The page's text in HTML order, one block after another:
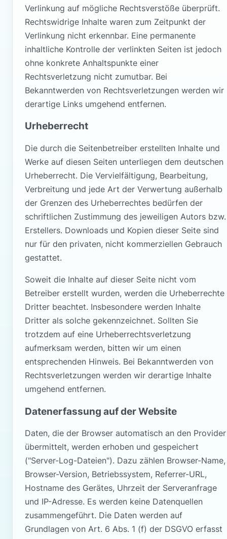
Verlinkung auf mögliche Rechtsverstöße überprüft.
Rechtswidrige Inhalte waren zum Zeitpunkt der
Verlinkung nicht erkennbar. Eine permanente
inhaltliche Kontrolle der verlinkten Seiten ist jedoch
ohne konkrete Anhaltspunkte einer
Rechtsverletzung nicht zumutbar. Bei
Bekanntwerden von Rechtsverletzungen werden wir
derartige Links umgehend entfernen.
Urheberrecht
Die durch die Seitenbetreiber erstellten Inhalte und
Werke auf diesen Seiten unterliegen dem deutschen
Urheberrecht. Die Vervielfältigung, Bearbeitung,
Verbreitung und jede Art der Verwertung außerhalb
der Grenzen des Urheberrechtes bedürfen der
schriftlichen Zustimmung des jeweiligen Autors bzw.
Erstellers. Downloads und Kopien dieser Seite sind
nur für den privaten, nicht kommerziellen Gebrauch
gestattet.
Soweit die Inhalte auf dieser Seite nicht vom
Betreiber erstellt wurden, werden die Urheberrechte
Dritter beachtet. Insbesondere werden Inhalte
Dritter als solche gekennzeichnet. Sollten Sie
trotzdem auf eine Urheberrechtsverletzung
aufmerksam werden, bitten wir um einen
entsprechenden Hinweis. Bei Bekanntwerden von
Rechtsverletzungen werden wir derartige Inhalte
umgehend entfernen.
Datenerfassung auf der Website
Daten, die der Browser automatisch an den Provider
übermittelt, werden erhoben und gespeichert
("Server-Log-Dateien"). Dazu zählen Browser-Name,
Browser-Version, Betriebssystem, Referrer-URL,
Hostname des Gerätes, Uhrzeit der Serveranfrage
und IP-Adresse. Es werden keine Datenquellen
zusammengeführt. Die Daten werden auf
Grundlagen von Art. 6 Abs. 1 (f) der DSGVO erfasst